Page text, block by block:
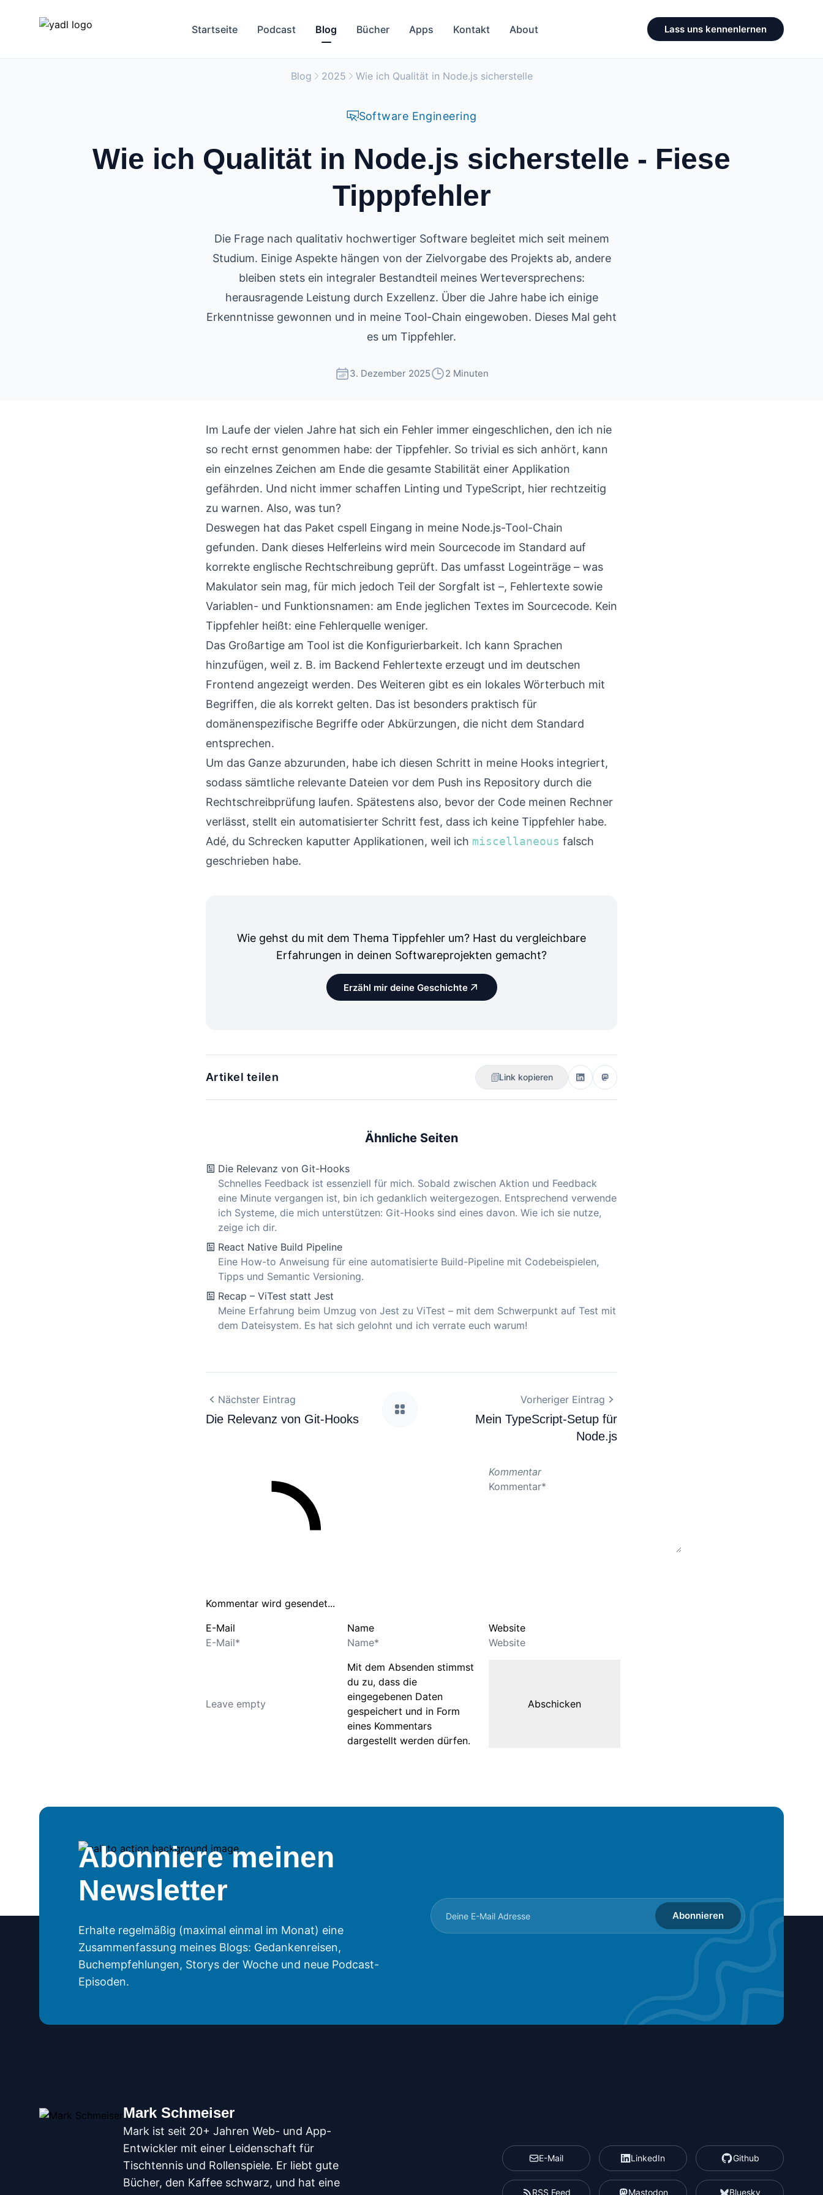
Startseite Podcast Blog Bücher Apps Kontakt About Lass uns kennenlernen
Blog 2025 Wie ich Qualität in Node.js sicherstelle
Software Engineering
Wie ich Qualität in Node.js sicherstelle - Fiese
Tipppfehler
Die Frage nach qualitativ hochwertiger Software begleitet mich seit meinem
Studium. Einige Aspekte hängen von der Zielvorgabe des Projekts ab, andere
bleiben stets ein integraler Bestandteil meines Werteversprechens:
herausragende Leistung durch Exzellenz. Über die Jahre habe ich einige
Erkenntnisse gewonnen und in meine Tool-Chain eingewoben. Dieses Mal geht
es um Tippfehler.
3. Dezember 2025 2 Minuten
Im Laufe der vielen Jahre hat sich ein Fehler immer eingeschlichen, den ich nie
so recht ernst genommen habe: der Tippfehler. So trivial es sich anhört, kann
ein einzelnes Zeichen am Ende die gesamte Stabilität einer Applikation
gefährden. Und nicht immer schaffen Linting und TypeScript, hier rechtzeitig
zu warnen. Also, was tun?
Deswegen hat das Paket cspell Eingang in meine Node.js-Tool-Chain
gefunden. Dank dieses Helferleins wird mein Sourcecode im Standard auf
korrekte englische Rechtschreibung geprüft. Das umfasst Logeinträge – was
Makulator sein mag, für mich jedoch Teil der Sorgfalt ist –, Fehlertexte sowie
Variablen- und Funktionsnamen: am Ende jeglichen Textes im Sourcecode. Kein
Tippfehler heißt: eine Fehlerquelle weniger.
Das Großartige am Tool ist die Konfigurierbarkeit. Ich kann Sprachen
hinzufügen, weil z. B. im Backend Fehlertexte erzeugt und im deutschen
Frontend angezeigt werden. Des Weiteren gibt es ein lokales Wörterbuch mit
Begriffen, die als korrekt gelten. Das ist besonders praktisch für
domänenspezifische Begriffe oder Abkürzungen, die nicht dem Standard
entsprechen.
Um das Ganze abzurunden, habe ich diesen Schritt in meine Hooks integriert,
sodass sämtliche relevante Dateien vor dem Push ins Repository durch die
Rechtschreibprüfung laufen. Spätestens also, bevor der Code meinen Rechner
verlässt, stellt ein automatisierter Schritt fest, dass ich keine Tippfehler habe.
Adé, du Schrecken kaputter Applikationen, weil ich miscellaneous falsch
geschrieben habe.
Wie gehst du mit dem Thema Tippfehler um? Hast du vergleichbare
Erfahrungen in deinen Softwareprojekten gemacht?
Erzähl mir deine Geschichte
Artikel teilen Link kopieren
Ähnliche Seiten
Die Relevanz von Git-Hooks
Schnelles Feedback ist essenziell für mich. Sobald zwischen Aktion und Feedback
eine Minute vergangen ist, bin ich gedanklich weitergezogen. Entsprechend verwende
ich Systeme, die mich unterstützen: Git-Hooks sind eines davon. Wie ich sie nutze,
zeige ich dir.
React Native Build Pipeline
Eine How-to Anweisung für eine automatisierte Build-Pipeline mit Codebeispielen,
Tipps und Semantic Versioning.
Recap – ViTest statt Jest
Meine Erfahrung beim Umzug von Jest zu ViTest – mit dem Schwerpunkt auf Test mit
dem Dateisystem. Es hat sich gelohnt und ich verrate euch warum!
Nächster Eintrag
Die Relevanz von Git-Hooks
Vorheriger Eintrag
Mein TypeScript-Setup für
Node.js
Kommentar wird gesendet...
Kommentar
E-Mail Name Website
Mit dem Absenden stimmst
du zu, dass die
eingegebenen Daten
gespeichert und in Form
eines Kommentars
dargestellt werden dürfen.
Abonniere meinen
Newsletter
Erhalte regelmäßig (maximal einmal im Monat) eine
Zusammenfassung meines Blogs: Gedankenreisen,
Buchempfehlungen, Storys der Woche und neue Podcast-
Episoden.
Abonnieren
Mark Schmeiser
Mark ist seit 20+ Jahren Web- und App-
Entwickler mit einer Leidenschaft für
Tischtennis und Rollenspiele. Er liebt gute
Bücher, den Kaffee schwarz, und hat eine
E-Mail LinkedIn Github
RSS Feed Mastodon Bluesky